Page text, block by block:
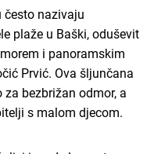
često nazivaju
plaže u Baški, oduševit
i panoramskim
Prvić. Ova šljunčana
bezbrižan odmor, a
s malom djecom.